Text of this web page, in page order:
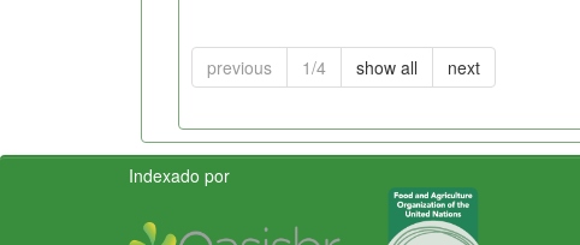
previous 1/4 show all next
Indexado por